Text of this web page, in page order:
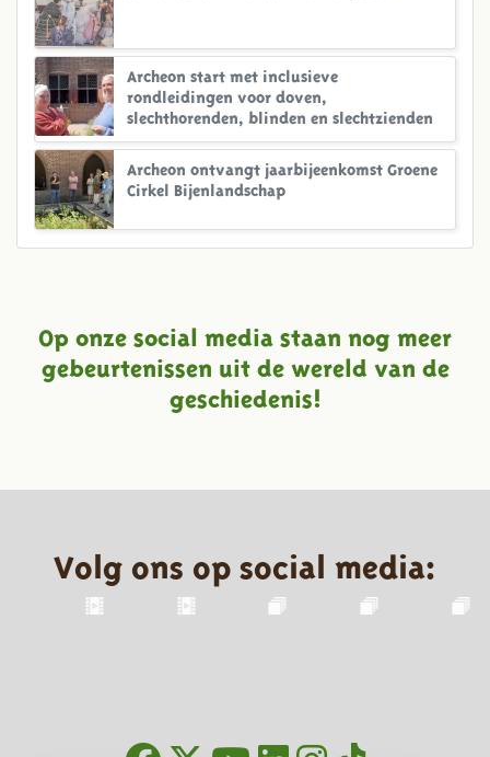
Archeon start met inclusieve
rondleidingen voor doven,
slechthorenden, blinden en slechtzienden
Archeon ontvangt jaarbijeenkomst Groene
Cirkel Bijenlandschap
Op onze social media staan nog meer
gebeurtenissen uit de wereld van de
geschiedenis!
Volg ons op social media: